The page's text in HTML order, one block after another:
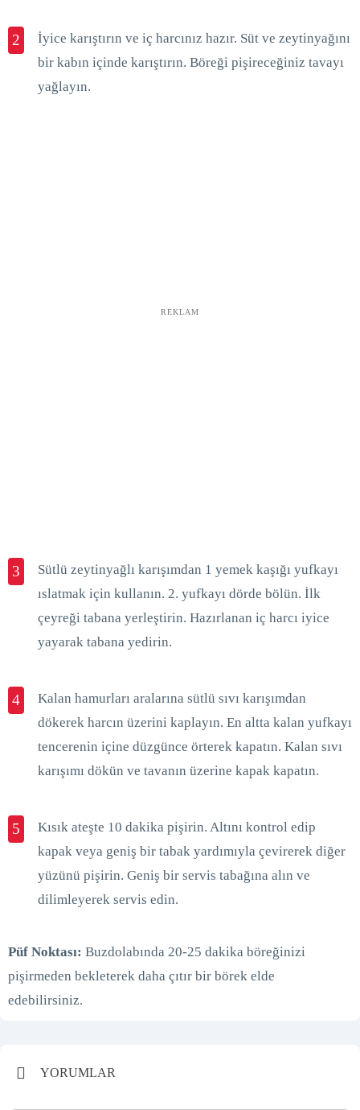
2
İyice karıştırın ve iç harcınız hazır. Süt ve zeytinyağını
bir kabın içinde karıştırın. Böreği pişireceğiniz tavayı
yağlayın.
REKLAM
3
Sütlü zeytinyağlı karışımdan 1 yemek kaşığı yufkayı
ıslatmak için kullanın. 2. yufkayı dörde bölün. İlk
çeyreği tabana yerleştirin. Hazırlanan iç harcı iyice
yayarak tabana yedirin.
4
Kalan hamurları aralarına sütlü sıvı karışımdan
dökerek harcın üzerini kaplayın. En altta kalan yufkayı
tencerenin içine düzgünce örterek kapatın. Kalan sıvı
karışımı dökün ve tavanın üzerine kapak kapatın.
5
Kısık ateşte 10 dakika pişirin. Altını kontrol edip
kapak veya geniş bir tabak yardımıyla çevirerek diğer
yüzünü pişirin. Geniş bir servis tabağına alın ve
dilimleyerek servis edin.
Püf Noktası: Buzdolabında 20-25 dakika böreğinizi
pişirmeden bekleterek daha çıtır bir börek elde
edebilirsiniz.
YORUMLAR